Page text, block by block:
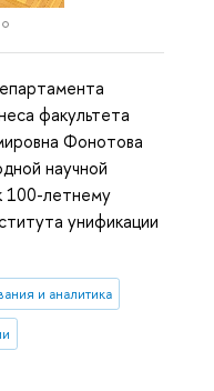
факультета
Фонотова
научной
100-летнему
унификации
и аналитика